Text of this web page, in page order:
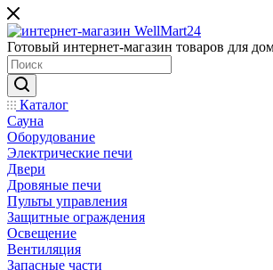
Готовый интернет-магазин товаров для
Каталог
Сауна
Оборудование
Электрические печи
Двери
Дровяные печи
Пульты управления
Защитные ограждения
Освещение
Вентиляция
Запасные части